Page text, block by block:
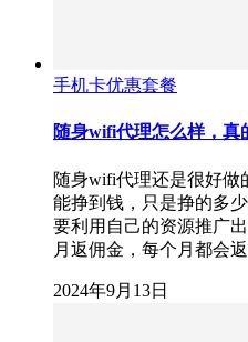
手机卡优惠套餐
随身wifi代理怎么样，真
随身wifi代理还是很好做
能挣到钱，只是挣的多
要利用自己的资源推广
月返佣金，每个月都会
2024年9月13日